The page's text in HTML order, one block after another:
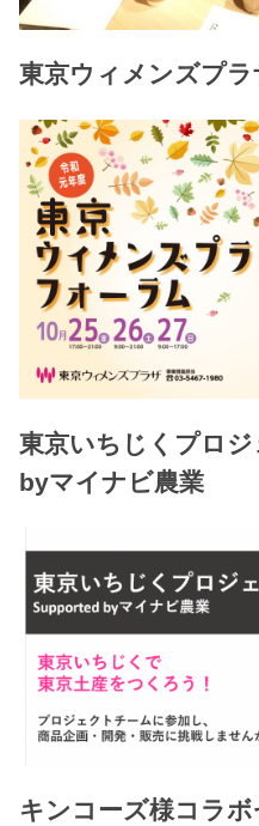
東京ウィメンズプラ
東京いちじくプロ
byマイナビ農業
キンコーズ様コラ